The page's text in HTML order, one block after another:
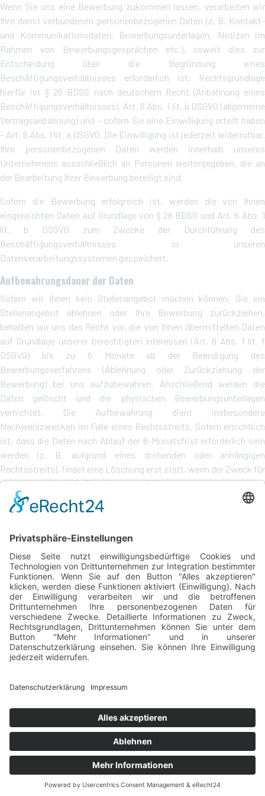
Wenn Sie uns eine Bewerbung zukommen lassen, verarbeiten wir
Ihre damit verbundenen personenbezogenen Daten (z. B. Kontakt-
und Kommunikationsdaten, Bewerbungsunterlagen, Notizen im
Rahmen von Bewerbungsgesprächen etc.), soweit dies zur
Entscheidung über die Begründung eines
Beschäftigungsverhältnisses erforderlich ist. Rechtsgrundlage
hierfür ist § 26 BDSG nach deutschem Recht (Anbahnung eines
Beschäftigungsverhältnisses), Art. 6 Abs. 1 lit. b DSGVO (allgemeine
Vertragsanbahnung) und – sofern Sie eine Einwilligung erteilt haben
– Art. 6 Abs. 1 lit. a DSGVO. Die Einwilligung ist jederzeit widerrufbar.
Ihre personenbezogenen Daten werden innerhalb unseres
Unternehmens ausschließlich an Personen weitergegeben, die an
der Bearbeitung Ihrer Bewerbung beteiligt sind.
Sofern die Bewerbung erfolgreich ist, werden die von Ihnen
eingereichten Daten auf Grundlage von § 26 BDSG und Art. 6 Abs. 1
lit. b DSGVO zum Zwecke der Durchführung des
Beschäftigungsverhältnisses in unseren
Datenverarbeitungssystemen gespeichert.
Aufbewahrungsdauer der Daten
Sofern wir Ihnen kein Stellenangebot machen können, Sie ein
Stellenangebot ablehnen oder Ihre Bewerbung zurückziehen,
behalten wir uns das Recht vor, die von Ihnen übermittelten Daten
auf Grundlage unserer berechtigten Interessen (Art. 6 Abs. 1 lit. f
DSGVO) bis zu 6 Monate ab der Beendigung des
Bewerbungsverfahrens (Ablehnung oder Zurückziehung der
Bewerbung) bei uns aufzubewahren. Anschließend werden die
Daten gelöscht und die physischen Bewerbungsunterlagen
vernichtet. Die Aufbewahrung dient insbesondere
Nachweiszwecken im Falle eines Rechtsstreits. Sofern ersichtlich
ist, dass die Daten nach Ablauf der 6-Monatsfrist erforderlich sein
werden (z. B. aufgrund eines drohenden oder anhängigen
Rechtsstreits), findet eine Löschung erst statt, wenn der Zweck für
die weitergehende Aufbewahrung entfällt.
Eine längere Aufbewahrung kann außerdem stattfinden, wenn Sie
haben oder wenn gesetzliche Aufbewahrungspflichten der
Tischlerei Ralf Goda GmbH
Vechta"
Impressum|Datenschutz
0 54 91 / 90 55 80
49401 Damme
Folgen Sie uns
auf Social Media!